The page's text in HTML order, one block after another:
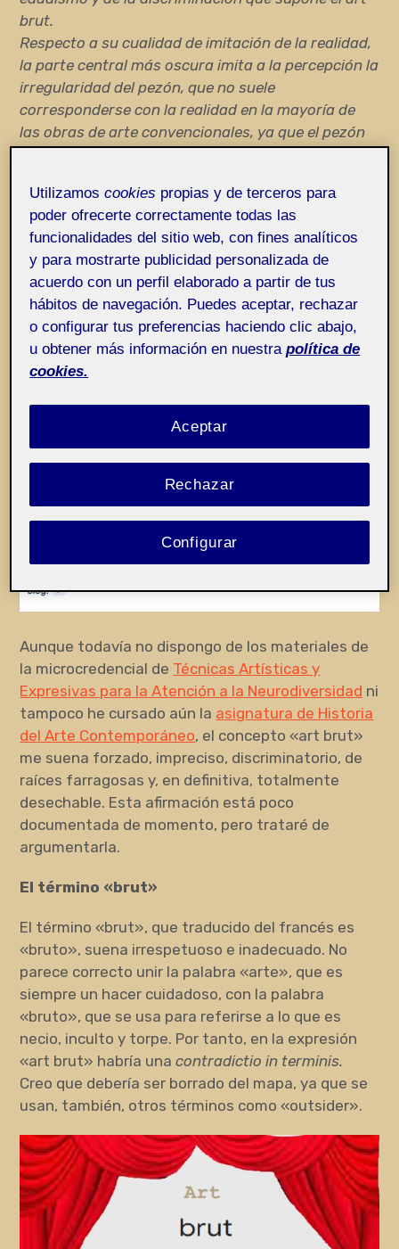
brut.
Respecto a su cualidad de imitación de la realidad,
la parte central más oscura imita a la percepción la
irregularidad del pezón, que no suele
corresponderse con la realidad en la mayoría de
las obras de arte convencionales, ya que el pezón
ha atenido a la vertiente prejuiciosa de la obra, que
es el quién la ha hecho en su versión subalterna (se
ha centrado en mi pertenencia al colectivo «viejos»
y «locos»), lo cual le he denunciado a ella misma,
dado que es profundamente ofensiva dicha
valoración. Gracias, en todo caso, por no agregar
que pertenezco al colectivo «mujeres».
(Arte digital realizado por una persona con
problemas psiquiátricos y vieja con escaso
arte, sino que incluso lo rechaza y con dominio casi
nulo en el manejo de una herramienta poco usual
para este fin como es el Paint.)
Aunque todavía no dispongo de los materiales de
la microcredencial de Técnicas Artísticas y
Expresivas para la Atención a la Neurodiversidad ni
tampoco he cursado aún la asignatura de Historia
del Arte Contemporáneo, el concepto «art brut»
me suena forzado, impreciso, discriminatorio, de
raíces farragosas y, en definitiva, totalmente
desechable. Esta afirmación está poco
documentada de momento, pero trataré de
argumentarla.
El término «brut»
El término «brut», que traducido del francés es
«bruto», suena irrespetuoso e inadecuado. No
parece correcto unir la palabra «arte», que es
siempre un hacer cuidadoso, con la palabra
«bruto», que se usa para referirse a lo que es
necio, inculto y torpe. Por tanto, en la expresión
«art brut» habría unacontradictio in terminis.
Creo que debería ser borrado del mapa, ya que se
usan, también, otros términos como «outsider».
Utilizamoscookies propias y de terceros para
poder ofrecerte correctamente todas las
funcionalidades del sitio web, con fines analíticos
y para mostrarte publicidad personalizada de
acuerdo con un perfil elaborado a partir de tus
hábitos de navegación. Puedes aceptar, rechazar
o configurar tus preferencias haciendo clic abajo,
u obtener más información en nuestra política de
cookies.
Rechazar
Aceptar
Configurar